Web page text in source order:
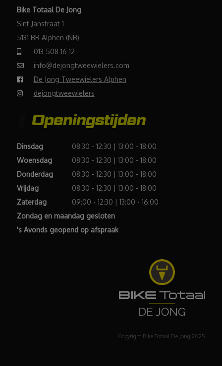
Bike Totaal De Jong
Sint Janstraat 1
5131 BR Alphen (NB)
013 508 16 12
info@dejongtweewielers.com
De Jong Tweewielers Alphen
dejongtweewielers
Openingstijden
Dinsdag
08:30 - 12:30 | 13:00 - 18:00
Woensdag
08:30 - 12:30 | 13:00 - 18:00
Donderdag
08:30 - 12:30 | 13:00 - 18:00
Vrijdag
08:30 - 12:30 | 13:00 - 18:00
Zaterdag
09:00 - 12:30 | 13:00 - 16:00
Zondag en maandag gesloten
's Avonds geopend op afspraak
Copyright Bike Totaal De Jong 2025